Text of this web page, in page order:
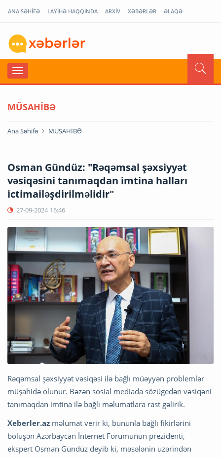
ANA SƏHİFƏ LAYİHƏ HAQQINDA ARXİV XƏBƏRLƏR ƏLAQƏ
MÜSAHİBƏ
Ana Səhifə MÜSAHİBƏ
Osman Gündüz: "Rəqəmsal şəxsiyyət
vəsiqəsini tanımaqdan imtina halları
ictimailəşdirilməlidir"
27-09-2024 16:46
Rəqəmsal şəxsiyyət vəsiqəsi ilə bağlı müəyyən problemlər
müşahidə olunur. Bəzən sosial mediada sözügedən vəsiqəni
tanımaqdan imtina ilə bağlı məlumatlara rast gəlirik.
Xeberler.az məlumat verir ki, bununla bağlı fikirlərini
bölüşən Azərbaycan İnternet Forumunun prezidenti,
ekspert Osman Gündüz deyib ki, məsələnin üzərindən